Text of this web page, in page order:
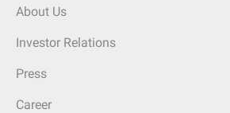
About Us
Investor Relations
Press
Career